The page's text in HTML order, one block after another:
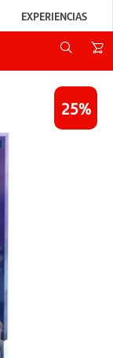
EXPERIENCIAS
25